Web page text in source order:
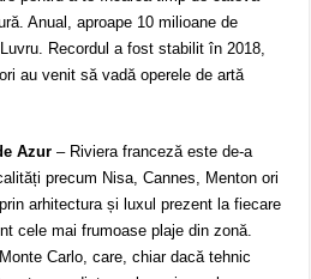
Anual, aproape 10 milioane de
Recordul a fost stabilit în 2018,
au venit să vadă operele de artă
Azur – Riviera franceză este de-a
precum Nisa, Cannes, Menton ori
arhitectura și luxul prezent la fiecare
cele mai frumoase plaje din zonă.
Carlo, care, chiar dacă tehnic